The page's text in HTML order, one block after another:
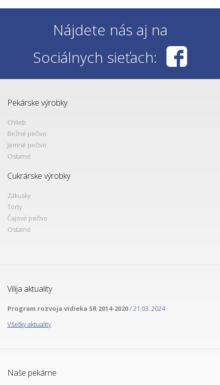
Nájdete nás aj na
Sociálnych sieťach:
Pekárske výrobky
Chlieb
Bežné pečivo
Jemné pečivo
Ostatné
Cukrárske výrobky
Zákusky
Torty
Čajové pečivo
Ostatné
Vilija aktuality
Program rozvoja vidieka SR 2014-2020/ 21.03. 2024
Všetky aktuality
Naše pekárne